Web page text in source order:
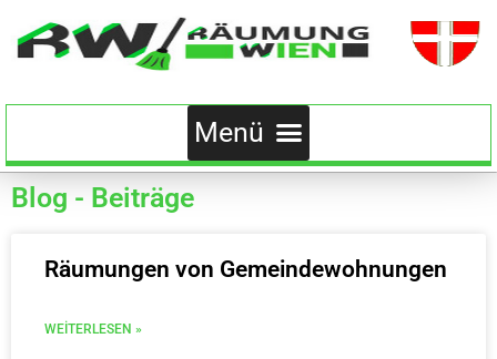
Blog - Beiträge
Räumungen von Gemeindewohnungen
WEITERLESEN »